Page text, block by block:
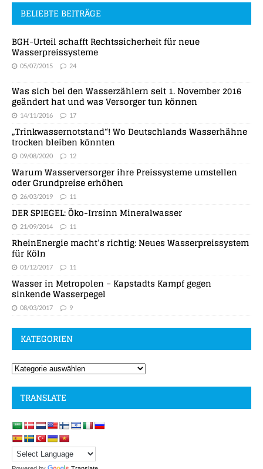
BELIEBTE BEITRÄGE
BGH-Urteil schafft Rechtssicherheit für neue
Wasserpreissysteme
05/07/2015 24
Was sich bei den Wasserzählern seit 1. November 2016
geändert hat und was Versorger tun können
14/11/2016 17
„Trinkwassernotstand“! Wo Deutschlands Wasserhähne
trocken bleiben könnten
09/08/2020 12
Warum Wasserversorger ihre Preissysteme umstellen
oder Grundpreise erhöhen
26/03/2019 11
DER SPIEGEL: Öko-Irrsinn Mineralwasser
21/09/2014 11
RheinEnergie macht’s richtig: Neues Wasserpreissystem
für Köln
01/12/2017 11
Wasser in Metropolen – Kapstadts Kampf gegen
sinkende Wasserpegel
08/03/2017 9
KATEGORIEN
TRANSLATE